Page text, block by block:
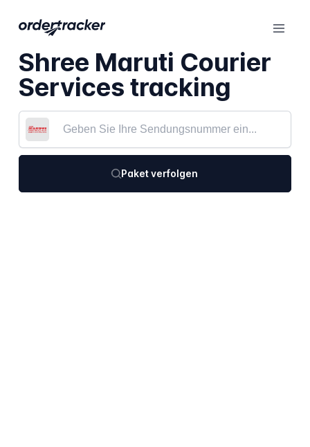
Shree Maruti Courier
Services tracking
Paket verfolgen